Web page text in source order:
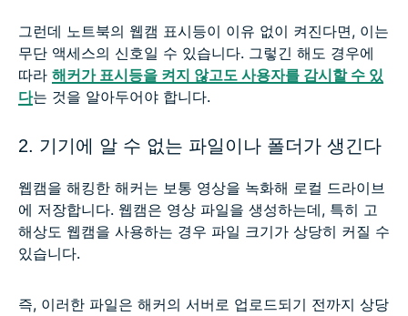
그런데 노트북의 웹캠 표시등이 이유 없이 켜진다면, 이는
무단 액세스의 신호일 수 있습니다. 그렇긴 해도 경우에
따라 해커가 표시등을 켜지 않고도 사용자를 감시할 수 있
다는 것을 알아두어야 합니다.
2. 기기에 알 수 없는 파일이나 폴더가 생긴다
웹캠을 해킹한 해커는 보통 영상을 녹화해 로컬 드라이브
에 저장합니다. 웹캠은 영상 파일을 생성하는데, 특히 고
해상도 웹캠을 사용하는 경우 파일 크기가 상당히 커질 수
있습니다.
즉, 이러한 파일은 해커의 서버로 업로드되기 전까지 상당